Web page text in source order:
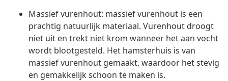
Massief vurenhout: massief vurenhout is een
prachtig natuurlijk materiaal. Vurenhout droogt
niet uit en trekt niet krom wanneer het aan vocht
wordt blootgesteld. Het hamsterhuis is van
massief vurenhout gemaakt, waardoor het stevig
en gemakkelijk schoon te maken is.